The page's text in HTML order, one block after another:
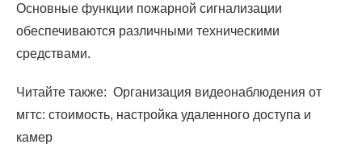
Основные функции пожарной сигнализации
обеспечиваются различными техническими
средствами.
Читайте также: Организация видеонаблюдения от
мгтс: стоимость, настройка удаленного доступа и
камер